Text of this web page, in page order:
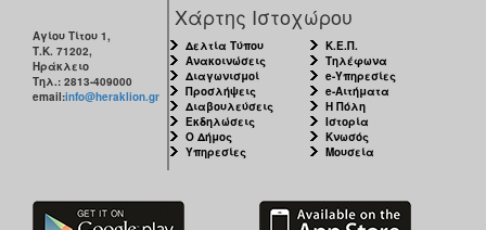
Αγίου Τίτου 1,
Τ.Κ. 71202,
Ηράκλειο
Τηλ.: 2813-409000
email:info@heraklion.gr
Χάρτης Ιστοχώρου
Δελτία Τύπου
Ανακοινώσεις
Διαγωνισμοί
Προσλήψεις
Διαβουλεύσεις
Εκδηλώσεις
Ο Δήμος
Υπηρεσίες
Κ.Ε.Π.
Τηλέφωνα
e-Υπηρεσίες
e-Αιτήματα
Η Πόλη
Ιστορία
Κνωσός
Μουσεία